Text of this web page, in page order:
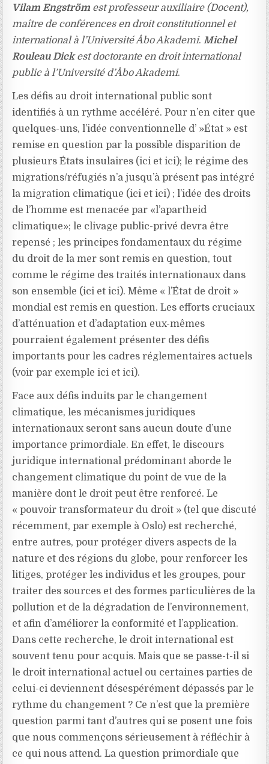
Vilam Engström est professeur auxiliaire (Docent),
maître de conférences en droit constitutionnel et
international à l’Université Åbo Akademi.Michel
Rouleau Dickest doctorante en droit international
public à l’Université d’Åbo Akademi.
Les défis au droit international public sont
identifiés à un rythme accéléré. Pour n’en citer que
quelques-uns, l’idée conventionnelle d’ »État » est
remise en question par la possible disparition de
plusieurs États insulaires (ici et ici); le régime des
migrations/réfugiés n’a jusqu’à présent pas intégré
la migration climatique (ici et ici) ; l’idée des droits
de l’homme est menacée par «l’apartheid
climatique»; le clivage public-privé devra être
repensé ; les principes fondamentaux du régime
du droit de la mer sont remis en question, tout
comme le régime des traités internationaux dans
son ensemble (ici et ici). Même « l’État de droit »
mondial est remis en question. Les efforts cruciaux
d’atténuation et d’adaptation eux-mêmes
pourraient également présenter des défis
importants pour les cadres réglementaires actuels
(voir par exemple ici et ici).
Face aux défis induits par le changement
climatique, les mécanismes juridiques
internationaux seront sans aucun doute d’une
importance primordiale. En effet, le discours
juridique international prédominant aborde le
changement climatique du point de vue de la
manière dont le droit peut être renforcé. Le
« pouvoir transformateur du droit » (tel que discuté
récemment, par exemple à Oslo) est recherché,
entre autres, pour protéger divers aspects de la
nature et des régions du globe, pour renforcer les
litiges, protéger les individus et les groupes, pour
traiter des sources et des formes particulières de la
pollution et de la dégradation de l’environnement,
et afin d’améliorer la conformité et l’application.
Dans cette recherche, le droit international est
souvent tenu pour acquis. Mais que se passe-t-il si
le droit international actuel ou certaines parties de
celui-ci deviennent désespérément dépassés par le
rythme du changement ? Ce n’est que la première
question parmi tant d’autres qui se posent une fois
que nous commençons sérieusement à réfléchir à
ce qui nous attend. La question primordiale que